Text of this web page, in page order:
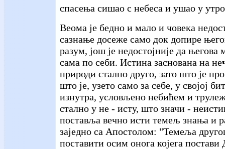
спасења сишао с небеса и ушао у
Веома је бедно и мало и човека
сазнање досеже само док допире
разум, још је недостојније да његова
сама по себи. Истина заснована на не
природи стално друго, зато што је
што је, узето само за себе, у својој
изнутра, условљено небићем и
стално у не - исту, што значи -
поставља вечно исти темељ знања и
заједно са Апостолом: "Темеља
поставити осим онога којега